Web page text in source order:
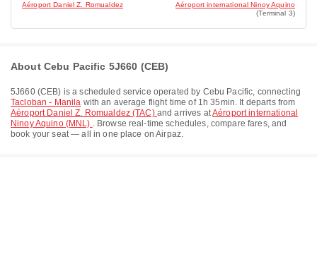
Aéroport Daniel Z. Romualdez
Aéroport international Ninoy Aquino
(Terminal 3)
About Cebu Pacific 5J660 (CEB)
5J660(CEB) is a scheduled service operated by Cebu Pacific, connecting
Tacloban - Manila with an average flight time of 1h 35min. It departs from
Aéroport Daniel Z. Romualdez (TAC) and arrives atAéroport international
Ninoy Aquino (MNL) . Browse real-time schedules, compare fares, and
book your seat — all in one place on Airpaz.